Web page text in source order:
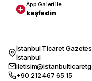
App Galeri ile
keşfedin
İstanbul Ticaret
İstanbul
+90 212 467 65 15